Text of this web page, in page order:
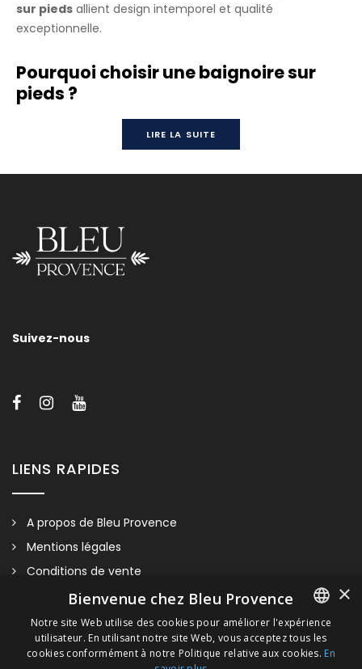
Nous contacter pour plus d’information et/ou un devis précis.
Livraison 30 à 60 jours après commande selon demande et
ANIS
Nous contacter pour plus d’information et/ou un devis précis.
sur pieds allient design intemporel et qualité
exceptionnelle.
Pourquoi choisir une baignoire sur
pieds ?
LIRE LA SUITE
Suivez-nous
LIENS RAPIDES
A propos de Bleu Provence
Mentions légales
Conditions de vente
Nous contacter
Visitez notre Showroom
Plan du site
FRENCH
×
Bienvenue chez Bleu Provence
Notre site Web utilise des cookies pour améliorer l'expérience
utilisateur. En utilisant notre site Web, vous acceptez tous les
cookies conformément à notre Politique relative aux cookies. En